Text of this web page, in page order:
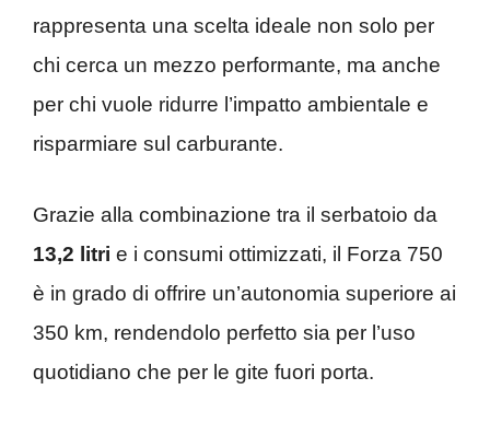
rappresenta una scelta ideale non solo per
chi cerca un mezzo performante, ma anche
per chi vuole ridurre l’impatto ambientale e
risparmiare sul carburante.
Grazie alla combinazione tra il serbatoio da
13,2 litri e i consumi ottimizzati, il Forza 750
è in grado di offrire un’autonomia superiore ai
350 km, rendendolo perfetto sia per l’uso
quotidiano che per le gite fuori porta.